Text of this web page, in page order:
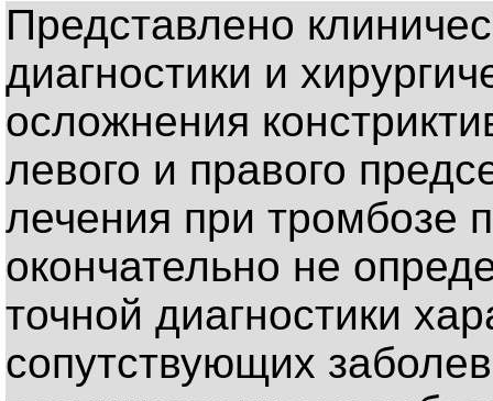
Представлено
диагностики и
осложнения
левого и правого
лечения при тромбозе
окончательно не
точной диагностики
сопутствующих